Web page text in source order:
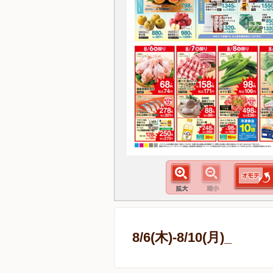
8/6(木)-8/10(月)_